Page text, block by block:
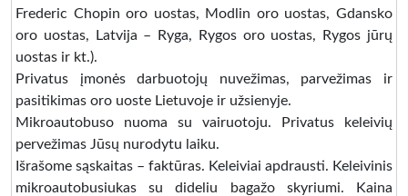
Frederic Chopin oro uostas, Modlin oro uostas, Gdansko
oro uostas, Latvija – Ryga, Rygos oro uostas, Rygos jūrų
uostas ir kt.).
Privatus įmonės darbuotojų nuvežimas, parvežimas ir
pasitikimas oro uoste Lietuvoje ir užsienyje.
Mikroautobuso nuoma su vairuotoju. Privatus keleivių
pervežimas Jūsų nurodytu laiku.
Išrašome sąskaitas – faktūras. Keleiviai apdrausti. Keleivinis
mikroautobusiukas su dideliu bagažo skyriumi. Kaina